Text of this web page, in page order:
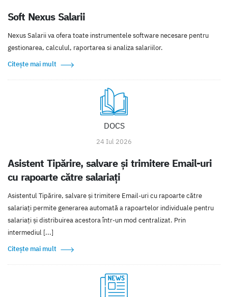
Soft Nexus Salarii
Nexus Salarii va ofera toate instrumentele software necesare pentru
gestionarea, calculul, raportarea si analiza salariilor.
Citește mai mult
DOCS
24 Iul 2026
Asistent Tipărire, salvare și trimitere Email-uri
cu rapoarte către salariați
Asistentul Tipărire, salvare și trimitere Email-uri cu rapoarte către
salariați permite generarea automată a rapoartelor individuale pentru
salariați și distribuirea acestora într-un mod centralizat. Prin
intermediul [...]
Citește mai mult